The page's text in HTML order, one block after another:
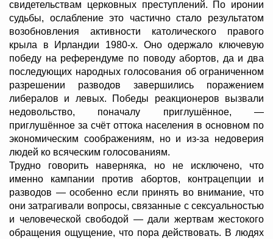
свидетельствам церковных преступлений. По иронии
судьбы, ослабление это частично стало результатом
возобновления активности католического правого
крыла в Ирландии 1980-х. Оно одержало ключевую
победу на референдуме по поводу абортов, да и два
последующих народных голосования об ограниченном
разрешении разводов завершились поражением
либералов и левых. Победы реакционеров вызвали
недовольство, поначалу приглушённое, —
приглушённое за счёт оттока населения в основном по
экономическим соображениям, но и из-за недоверия
людей ко всяческим голосованиям.
Трудно говорить наверняка, но не исключено, что
именно кампании против абортов, контрацепции и
разводов — особенно если принять во внимание, что
они затрагивали вопросы, связанные с сексуальностью
и человеческой свободой — дали жертвам жестокого
обращения ощущение, что пора действовать. В людях